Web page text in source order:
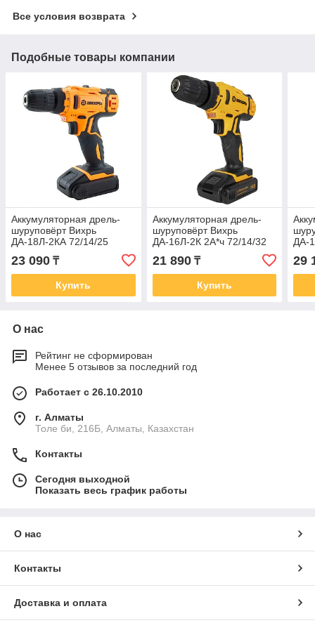
Все условия возврата
Подобные товары компании
Аккумуляторная дрель-
шуруповёрт Вихрь
ДА-18Л-2КА 72/14/25
23 090 ₸
Купить
Аккумуляторная дрель-
шуруповёрт Вихрь
ДА-16Л-2К 2А*ч 72/14/32
21 890₸
Купить
ДА-
29
О нас
Рейтинг не сформирован
Менее 5 отзывов за последний год
Работает с 26.10.2010
г. Алматы
Толе би, 216Б, Алматы, Казахстан
Контакты
Сегодня выходной
Показать весь график работы
О нас
Контакты
Доставка и оплата